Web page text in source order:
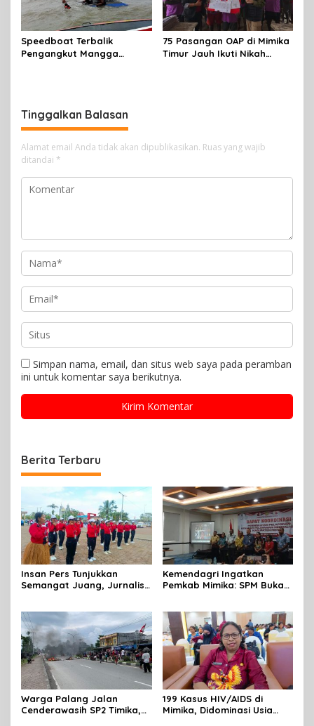
Speedboat Terbalik
Pengangkut Mangga
75 Pasangan OAP di Mimika
Timur Jauh Ikuti Nikah
Tinggalkan Balasan
Alamat email Anda tidak akan dipublikasikan. Ruas yang wajib
ditandai *
Simpan nama, email, dan situs web saya pada peramban
ini untuk komentar saya berikutnya.
Berita Terbaru
Insan Pers Tunjukkan
Semangat Juang, Jurnalis
Jalan Kreasi HUT ke-81 RI
Kemendagri Ingatkan
Pemkab Mimika: SPM Bukan
Rakyat
Warga Palang Jalan
Cenderawasih SP2 Timika,
199 Kasus HIV/AIDS di
Mimika, Didominasi Usia